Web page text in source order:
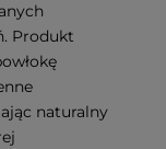
Produkt
naturalny